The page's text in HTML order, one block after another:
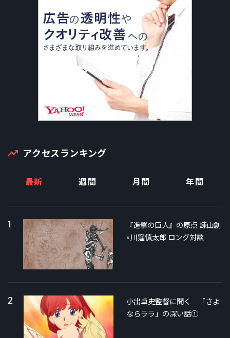
アクセスランキング
最新 週間 月間 年間
1
『進撃の巨人』の原点 諫山創
×川窪慎太郎 ロング対談
2
小出卓史監督に聞く 「さよ
ならララ」の深い話①